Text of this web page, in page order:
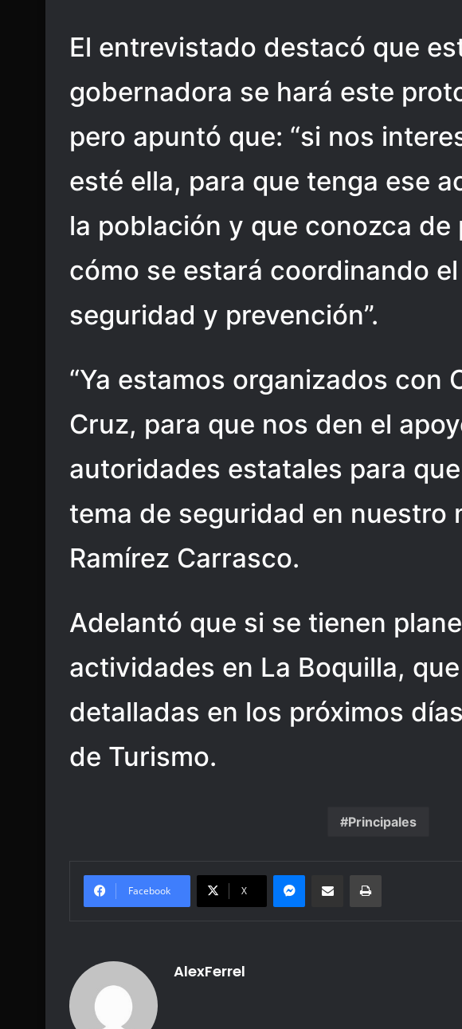
El entrevistado destacó que
gobernadora se hará este
pero apuntó que: “si nos
esté ella, para que tenga ese
la población y que conozca de
cómo se estará coordinando
seguridad y prevención”.
“Ya estamos organizados con
Cruz, para que nos den el
autoridades estatales para
tema de seguridad en nuestro
Ramírez Carrasco.
Adelantó que si se tienen
actividades en La Boquilla,
detalladas en los próximos
de Turismo.
Principales
Facebook X
Messenger
Share via Email Print
AlexFerrel